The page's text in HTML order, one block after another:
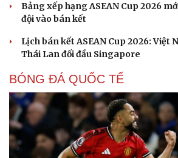
Cải chính
Bảng xếp hạng ASEAN Cup 2026
đội vào bán kết
Lịch bán kết ASEAN Cup 2026: Việt
Thái Lan đối đầu Singapore
BÓNG ĐÁ QUỐC TẾ